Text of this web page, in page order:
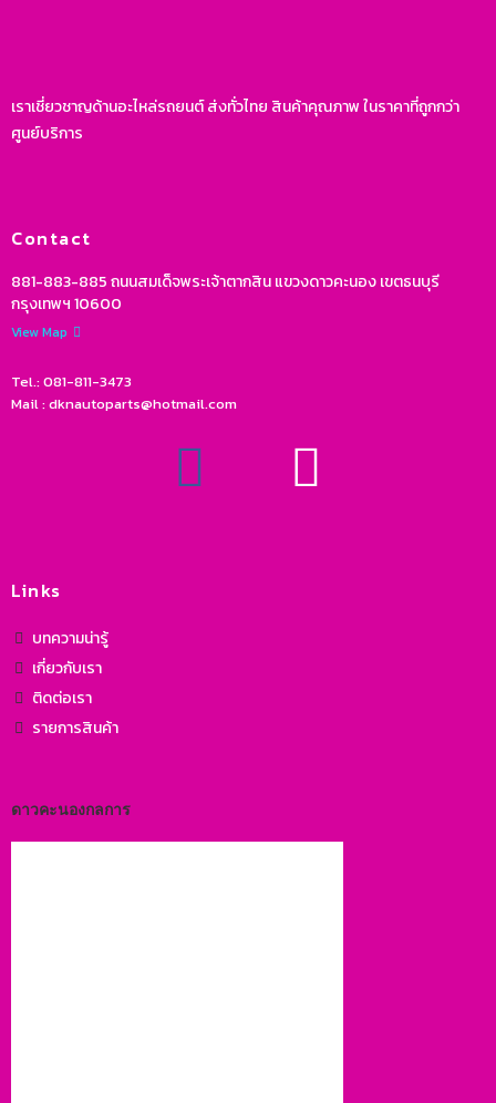
เราเชี่ยวชาญด้านอะไหล่รถยนต์ ส่งทั่วไทย สินค้าคุณภาพ ในราคาที่ถูกกว่า
ศูนย์บริการ
Contact
881-883-885 ถนนสมเด็จพระเจ้าตากสิน แขวงดาวคะนอง เขตธนบุรี
กรุงเทพฯ 10600
View Map
Tel.: 081-811-3473
Mail : dknautoparts@hotmail.com
Links
บทความน่ารู้
เกี่ยวกับเรา
ติดต่อเรา
รายการสินค้า
ดาวคะนองกลการ